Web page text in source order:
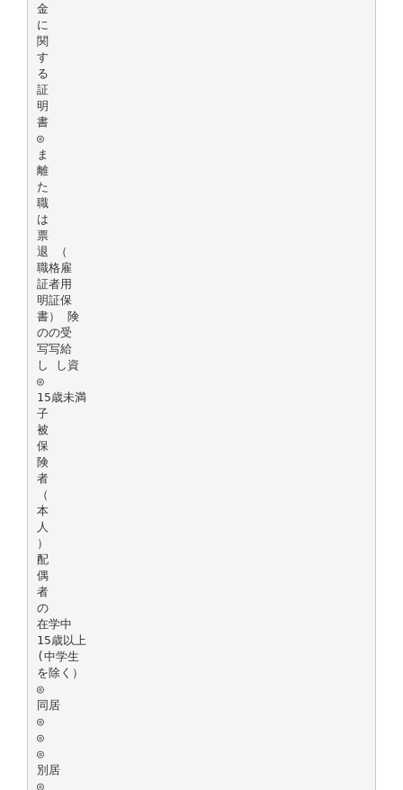
金
に
関
す
る
証
明
書
◎
ま
離
た
職
は
票
退 （
職格雇
証者用
明証保
書） 険
のの受
写写給
し し資
◎
15歳未満
子
被
保
険
者
（
本
人
）
配
偶
者
の
在学中
15歳以上
(中学生
を除く）
◎
同居
◎
◎
◎
別居
◎